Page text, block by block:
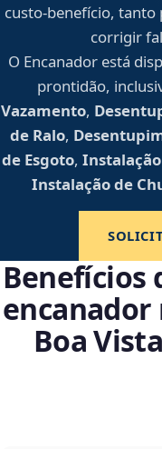
custo-benefício,
corrigir
O Encanador está
prontidão,
Vazamento,
de Ralo,
de Esgoto,
Instalação de
Benefícios
encanador
Boa